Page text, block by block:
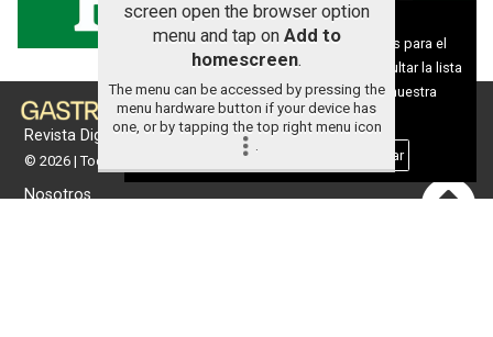
Revista Digital de gastronomía
© 2026 | Todos los derechos reservados
Nosotros
screen open the browser option
menu and tap on Add to
homescreen.
The menu can be accessed by pressing the
menu hardware button if your device has
one, or by tapping the top right menu icon
.
Aviso sobre el Uso de cookies:
Utilizamos cookies nuestras y de terceros para el
funcionamiento del digital. Puedes consultar la lista
de cookies y como desconectarlas. Ver nuestra
Política de Privacidad y Cookies
Aceptar Cookies Personalizar